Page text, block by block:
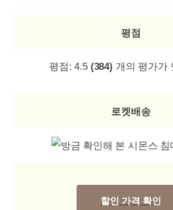
평점
평점:4.5 (384) 개의 평가가
로켓배송
할인 가격 확인